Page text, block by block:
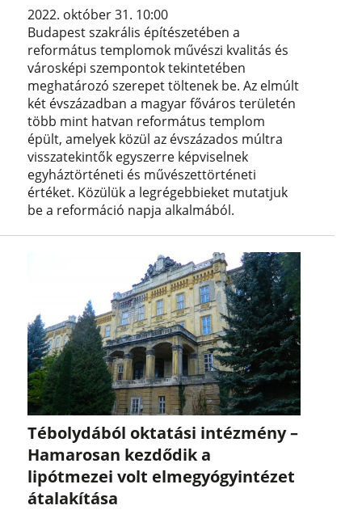
2022. október 31. 10:00
Budapest szakrális építészetében a
református templomok művészi kvalitás és
városképi szempontok tekintetében
meghatározó szerepet töltenek be. Az elmúlt
két évszázadban a magyar főváros területén
több mint hatvan református templom
épült, amelyek közül az évszázados múltra
visszatekintők egyszerre képviselnek
egyháztörténeti és művészettörténeti
értéket. Közülük a legrégebbieket mutatjuk
be a reformáció napja alkalmából.
Tébolydából oktatási intézmény –
Hamarosan kezdődik a
lipótmezei volt elmegyógyintézet
átalakítása